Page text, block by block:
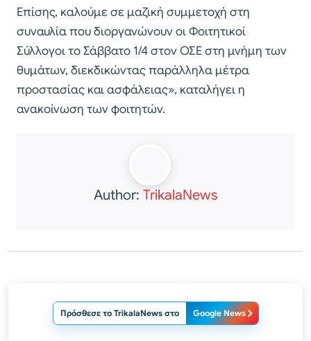
Επίσης, καλούμε σε μαζική συμμετοχή στη
συναυλία που διοργανώνουν οι Φοιτητικοί
Σύλλογοι το Σάββατο 1/4 στον ΟΣΕ στη μνήμη των
θυμάτων, διεκδικώντας παράλληλα μέτρα
προστασίας και ασφάλειας», καταλήγει η
ανακοίνωση των φοιτητών.
Author: TrikalaNews
Πρόσθεσε το TrikalaNews στο Google News